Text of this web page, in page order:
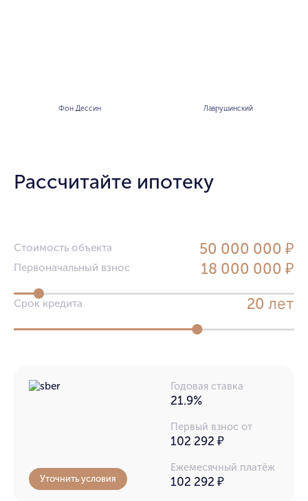
Фон Дессин Лаврушинский
Рассчитайте ипотеку
Стоимость объекта 50 000 000 ₽
Первоначальный взнос 18 000 000 ₽
Срок кредита 20 лет
Годовая ставка
21.9%
Первый взнос от
102 292 ₽
Ежемесячный платёж
102 292 ₽
Уточнить условия